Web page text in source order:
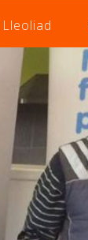
Lleoliad